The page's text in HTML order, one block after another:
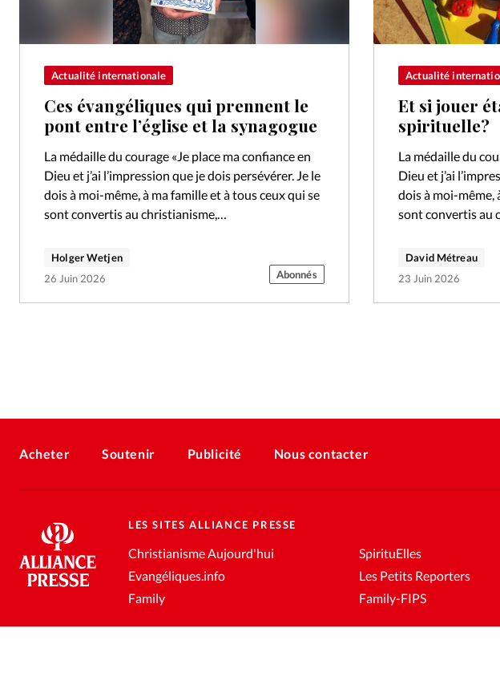
Actualité internationale
Ces évangéliques qui prennent le
pont entre l’église et la synagogue
La médaille du courage «Je place ma confiance en
Dieu et j’ai l’impression que je dois persévérer. Je le
dois à moi-même, à ma famille et à tous ceux qui se
sont convertis au christianisme,…
Holger Wetjen
26 Juin 2026
Abonnés
Actualité
Et si jouer
spirituelle?
La médaille du
Dieu et j’ai
dois à moi-même,
sont convertis au
David Métreau
23 Juin 2026
Acheter Soutenir Publicité Nous contacter
LES SITES ALLIANCE PRESSE
Christianisme Aujourd'hui
Evangéliques.info
Family
SpirituElles
Les Petits Reporters
Family-FIPS